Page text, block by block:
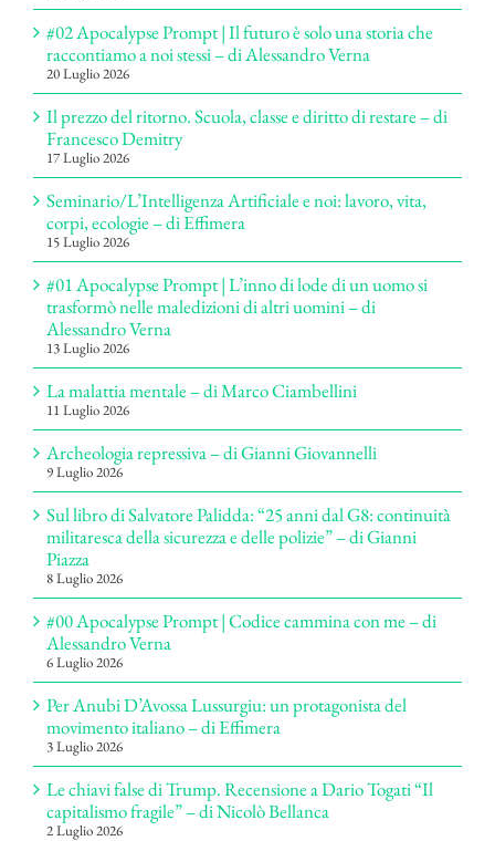
#02 Apocalypse Prompt | Il futuro è solo una storia che
raccontiamo a noi stessi – di Alessandro Verna
20 Luglio 2026
Il prezzo del ritorno. Scuola, classe e diritto di restare – di
Francesco Demitry
17 Luglio 2026
Seminario/L’Intelligenza Artificiale e noi: lavoro, vita,
corpi, ecologie – di Effimera
15 Luglio 2026
#01 Apocalypse Prompt | L’inno di lode di un uomo si
trasformò nelle maledizioni di altri uomini – di
Alessandro Verna
13 Luglio 2026
La malattia mentale – di Marco Ciambellini
11 Luglio 2026
Archeologia repressiva – di Gianni Giovannelli
9 Luglio 2026
Sul libro di Salvatore Palidda: “25 anni dal G8: continuità
militaresca della sicurezza e delle polizie” – di Gianni
Piazza
8 Luglio 2026
#00 Apocalypse Prompt | Codice cammina con me – di
Alessandro Verna
6 Luglio 2026
Per Anubi D’Avossa Lussurgiu: un protagonista del
movimento italiano – di Effimera
3 Luglio 2026
Le chiavi false di Trump. Recensione a Dario Togati “Il
capitalismo fragile” – di Nicolò Bellanca
2 Luglio 2026